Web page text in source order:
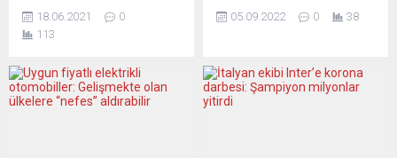
Eylem yeni “single”ı ile müzik
dünyasına dönüş yaptı.
Sözü ve müziği kendisine ait
düzenlemesi Türkiye’nin
önde gelen aranjörlerinden
18.06.2021
0
113
en fazla olduğu ülkeler
yüzde 189,3 ile Yunanistan,
117,7 ile İspanya, yüzde
114,4 ile Fransa ve yüzde
05.09.2022 0 38